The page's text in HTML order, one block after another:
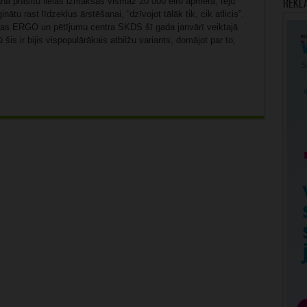
rast līdzekļus ārstēšanai, “dzīvojot tālāk tik, cik atlicis”.
ERGO un pētījumu centra SKDS šī gada janvārī veiktajā
šis ir bijis vispopulārākais atbilžu variants, domājot par to,